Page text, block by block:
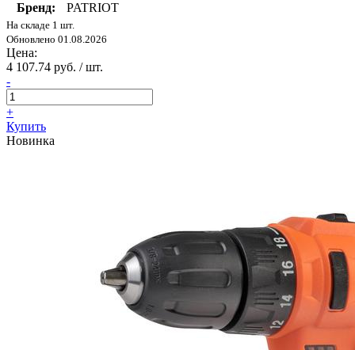
Бренд:
PATRIOT
На складе 1 шт.
Обновлено 01.08.2026
Цена:
4 107.74 руб. / шт.
-
+
Купить
Новинка